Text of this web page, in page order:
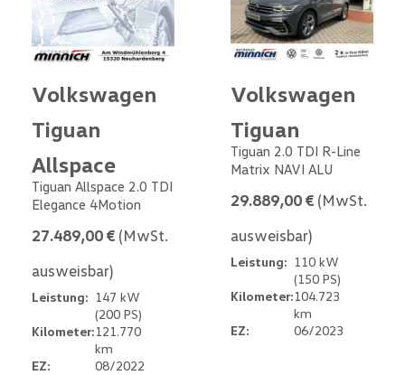
Volkswagen
Tiguan
Allspace
Tiguan Allspace 2.0 TDI
Elegance 4Motion
27.489,00 € (MwSt.
ausweisbar)
Leistung: 147 kW
(200 PS)
Kilometer:121.770
km
EZ:
08/2022
Volkswagen
Tiguan
Tiguan 2.0 TDI R-Line
Matrix NAVI ALU
29.889,00 € (MwSt.
ausweisbar)
Leistung: 110 kW
(150 PS)
Kilometer:104.723
km
EZ:
06/2023